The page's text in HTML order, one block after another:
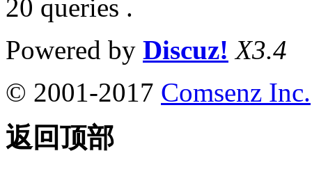
20 queries .
Powered by Discuz! X3.4
© 2001-2017 Comsenz Inc.
返回顶部